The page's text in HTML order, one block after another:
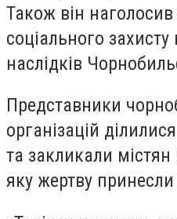
Також він наголосив
соціального
наслідків
Представники
організацій
та закликали містян
яку жертву принесли